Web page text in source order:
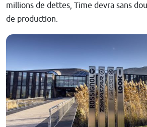
millions de dettes, Time devra sans
de production.